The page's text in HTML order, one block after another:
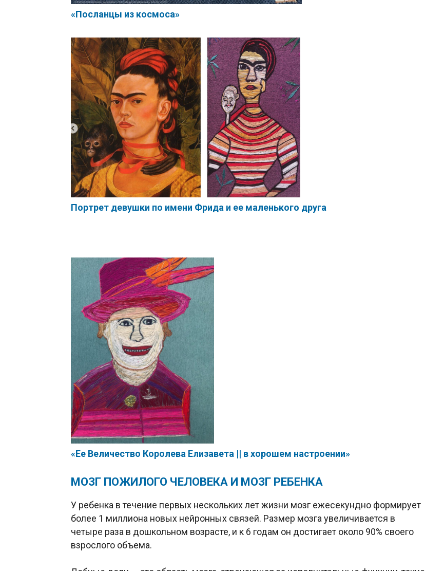
«Посланцы из космоса»
Портрет девушки по имени Фрида и ее маленького друга
«Ее Величество Королева Елизавета || в хорошем настроении»
МОЗГ ПОЖИЛОГО ЧЕЛОВЕКА И МОЗГ РЕБЕНКА
У ребенка в течение первых нескольких лет жизни мозг ежесекундно формирует
более 1 миллиона новых нейронных связей. Размер мозга увеличивается в
четыре раза в дошкольном возрасте, и к 6 годам он достигает около 90% своего
взрослого объема.